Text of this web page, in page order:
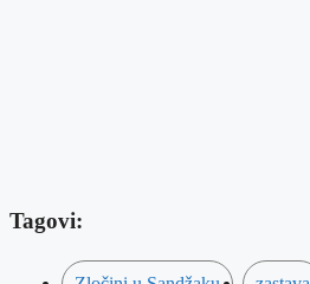
Tagovi: